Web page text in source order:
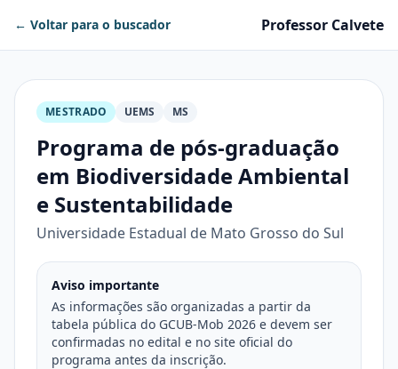
← Voltar para o buscador Professor Calvete
MESTRADO UEMS MS
Programa de pós-graduação
em Biodiversidade Ambiental
e Sustentabilidade
Universidade Estadual de Mato Grosso do Sul
Aviso importante
As informações são organizadas a partir da
tabela pública do GCUB-Mob 2026 e devem ser
confirmadas no edital e no site oficial do
programa antes da inscrição.